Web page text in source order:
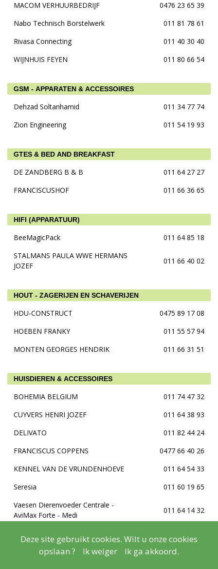
MACOM VERHUURBEDRIJF
0476 23 65 39
Nabo Technisch Borstelwerk
011 81 78 61
Rivasa Connecting
011 40 30 40
WIJNHUIS FEYEN
011 80 66 54
GSM - APPARATEN & ACCESSOIRES
Dehzad Soltanhamid
011 34 77 74
Zion Engineering
011 54 19 93
GTES & BED AND BREAKFAST
DE ZANDBERG B & B
011 64 27 27
FRANCISCUSHOF
011 66 36 65
HIFI (APPARATUUR)
BeeMagicPack
011 64 85 18
STALMANS PAULA WWE HERMANS
JOZEF
011 66 40 02
HOUT - ZAGERIJEN EN SCHAVERIJEN
HDU-CONSTRUCT
0475 89 17 08
HOEBEN FRANKY
011 55 57 94
MONTEN GEORGES HENDRIK
011 66 31 51
HUISDIEREN & ACCESSOIRES
BOHEMIA BELGIUM
011 74 47 32
CUYVERS HENRI JOZEF
011 64 38 93
DELIVATO
011 82 44 24
FRANCISCUS COPPENS
0477 66 40 26
KENNEL VAN DE VRUNDENHOEVE
011 64 54 33
Seresia
011 60 19 65
Vaesen Dierenvoeder Centrale -
AviMax Forte - Medi
011 64 14 32
HUISHOUDELIJKE APPARATEN - TV - HIFI
Deze site gebruikt cookies. Wilt u onze cookies
opslaan ?
Ik weiger Ik ga akkoord.